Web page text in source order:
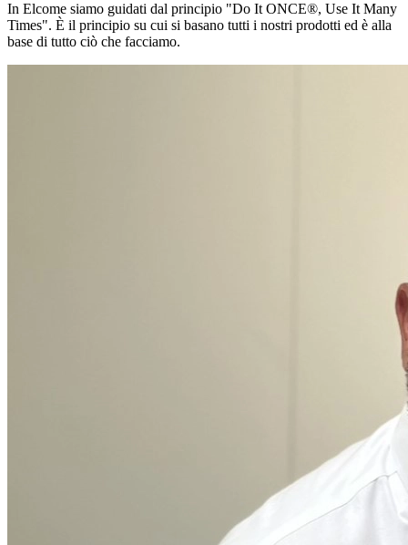
In Elcome siamo guidati dal principio "Do It ONCE®, Use It Many
Times". È il principio su cui si basano tutti i nostri prodotti ed è alla
base di tutto ciò che facciamo.